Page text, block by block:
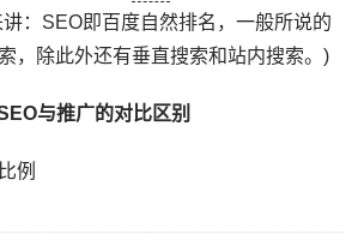
：SEO即百度自然排名，一般所说的
，除此外还有垂直搜索和站内搜索。)
与推广的对比区别
例